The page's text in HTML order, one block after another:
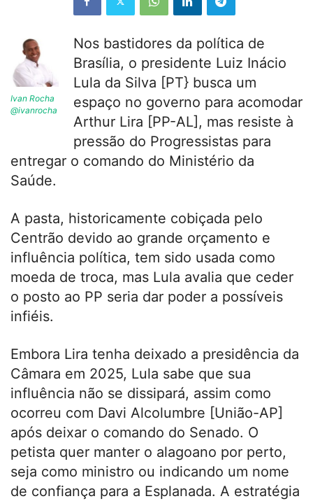
Ivan Rocha
@ivanrocha
Nos bastidores da política de
Brasília, o presidente Luiz Inácio
Lula da Silva [PT} busca um
espaço no governo para acomodar
Arthur Lira [PP-AL], mas resiste à
pressão do Progressistas para
entregar o comando do Ministério da
Saúde.
A pasta, historicamente cobiçada pelo
Centrão devido ao grande orçamento e
influência política, tem sido usada como
moeda de troca, mas Lula avalia que ceder
o posto ao PP seria dar poder a possíveis
infiéis.
Embora Lira tenha deixado a presidência da
Câmara em 2025, Lula sabe que sua
influência não se dissipará, assim como
ocorreu com Davi Alcolumbre [União-AP]
após deixar o comando do Senado. O
petista quer manter o alagoano por perto,
seja como ministro ou indicando um nome
de confiança para a Esplanada. A estratégia